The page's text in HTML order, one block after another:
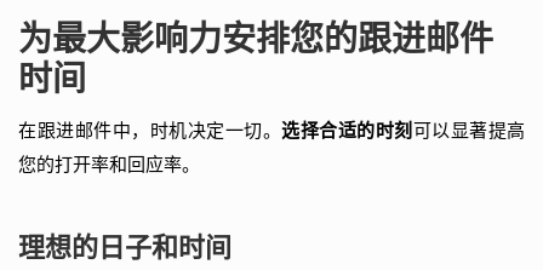
为最大影响力安排您的跟进邮件
时间
在跟进邮件中，时机决定一切。 选择合适的时刻可以显著提高
您的打开率和回应率。
理想的日子和时间